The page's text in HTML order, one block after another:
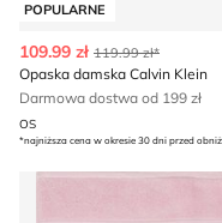
POPULARNE
109.99 zł 119.99 zł*
Opaska damska Calvin Klein
Darmowa dostwa od 199 zł
OS
*najniższa cena w okresie 30 dni przed
Ralph Lauren Home -